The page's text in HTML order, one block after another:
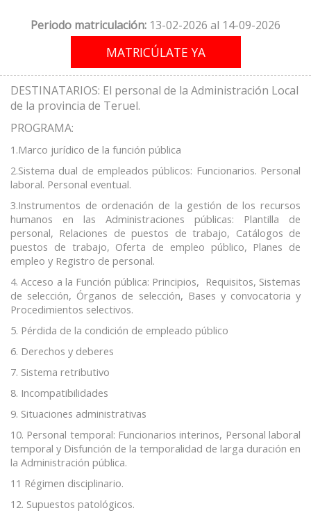
Periodo matriculación: 13-02-2026 al 14-09-2026
DESTINATARIOS: El personal de la Administración Local
de la provincia de Teruel.
PROGRAMA:
1.Marco jurídico de la función pública
2.Sistema dual de empleados públicos: Funcionarios. Personal
laboral. Personal eventual.
3.Instrumentos de ordenación de la gestión de los recursos
humanos en las Administraciones públicas: Plantilla de
personal, Relaciones de puestos de trabajo, Catálogos de
puestos de trabajo, Oferta de empleo público, Planes de
empleo y Registro de personal.
4. Acceso a la Función pública: Principios, Requisitos, Sistemas
de selección, Órganos de selección, Bases y convocatoria y
Procedimientos selectivos.
5. Pérdida de la condición de empleado público
6. Derechos y deberes
7. Sistema retributivo
8. Incompatibilidades
9. Situaciones administrativas
10. Personal temporal: Funcionarios interinos, Personal laboral
temporal y Disfunción de la temporalidad de larga duración en
la Administración pública.
11 Régimen disciplinario.
12. Supuestos patológicos.